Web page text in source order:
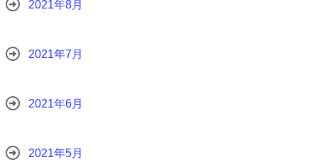
2021年8月
2021年7月
2021年6月
2021年5月